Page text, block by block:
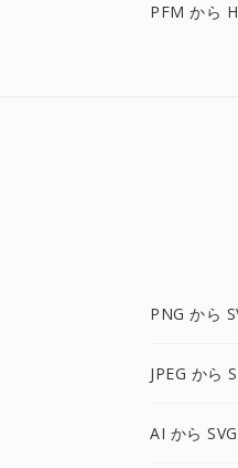
PFM から
PNG から
JPEG から
AI から